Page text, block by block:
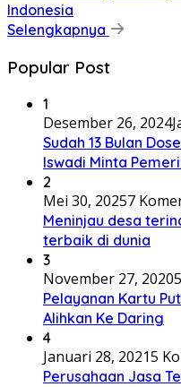
Indonesia
Selengkapnya
Popular Post
1
Desember 26, 2024
Sudah 13 Bulan
Iswadi Minta
2
Mei 30, 20257
Meninjau desa
terbaik di dunia
3
November 27, 2020
Pelayanan Kartu
Alihkan Ke Daring
4
Januari 28, 20215
Perusahaan Jasa